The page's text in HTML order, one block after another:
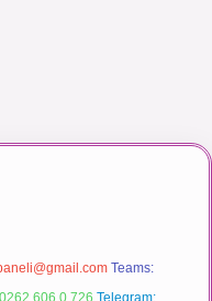
Teams:
606 0 726 Telegram: